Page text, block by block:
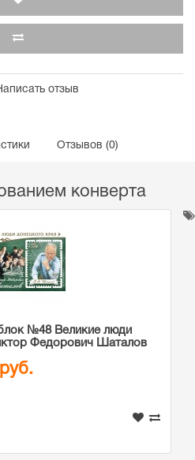
отзыв
Отзывов (0)
конверта
№48 Великие люди
Федорович Шаталов